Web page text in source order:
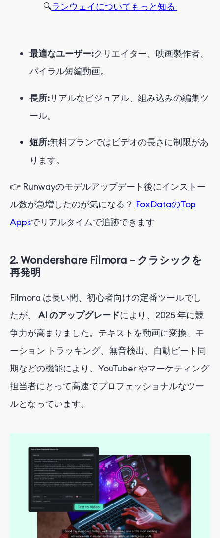
🔍ランウェイについて もっと知る
最適なユーザー:クリエイター、映画製作者、
バイラル短編動画。
長所:リアルなビジュアル、組み込みの編集ツ
ール。
短所:無料プランではビデオの長さに制限があ
ります。
👉 Runwayのモデルアップデート後にインストー
ル数が急増したのが気になる？ FoxDataのTop
Appsでリアルタイムで追跡できます
2.Wondershare Filmora – クラシックを
再発明
Filmora は長い間、初心者向けの定番ツールでし
たが、
AI のアップグレードにより、2025 年に競
争力が高まりました。テキストを動画に変換、モ
ーション トラッキング、無音検出、自動ビート同
期などの機能により、YouTuber やマーケティング
担当者にとって高速でプロフェッショナルなツー
ルとなっています。